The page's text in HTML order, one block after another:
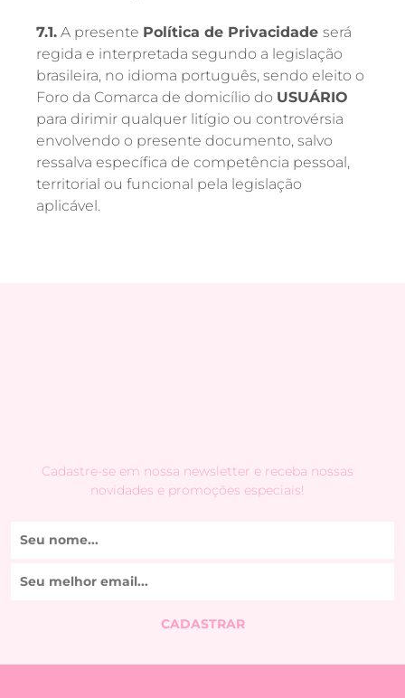
7.1. A presente Política de Privacidade será
regida e interpretada segundo a legislação
brasileira, no idioma português, sendo eleito o
Foro da Comarca de domicílio do USUÁRIO
para dirimir qualquer litígio ou controvérsia
envolvendo o presente documento, salvo
ressalva específica de competência pessoal,
territorial ou funcional pela legislação
aplicável.
Cadastre-se em nossa newsletter e receba nossas
novidades e promoções especiais!